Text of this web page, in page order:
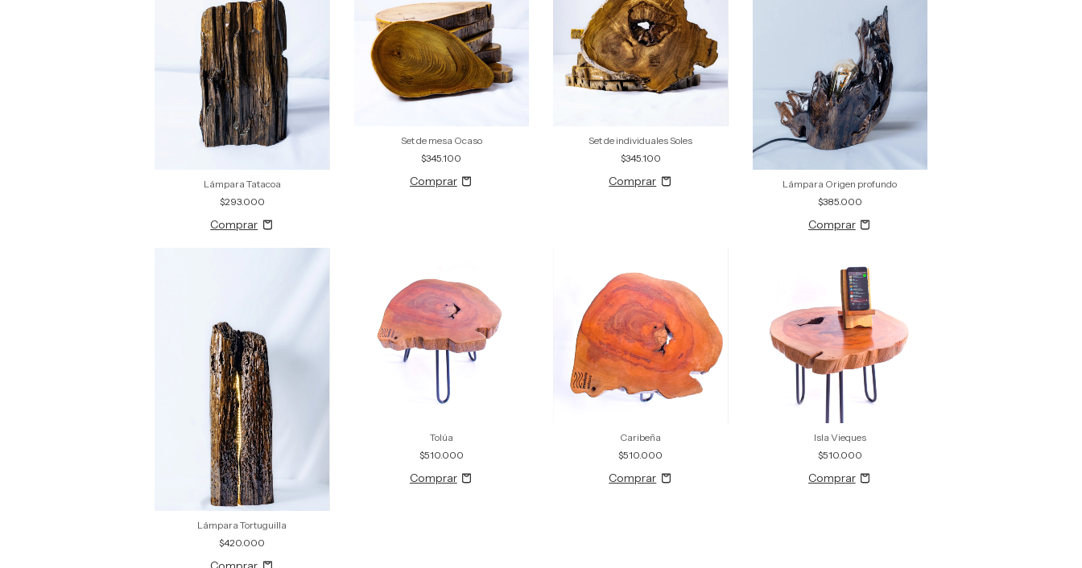
Lámpara Tatacoa
$293.000
Set de mesa Ocaso
$345.100
Set de individuales Soles
$345.100
Lámpara Origen profundo
$385.000
Lámpara Tortuguilla
$420.000
Tolúa
$510.000
Caribeña
$510.000
Isla Vieques
$510.000